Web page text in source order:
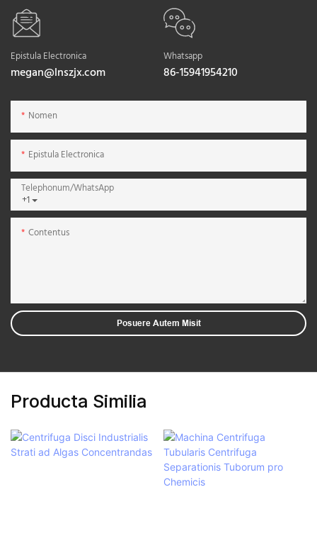
Epistula Electronica
megan@lnszjx.com
Whatsapp
86-15941954210
Nomen
Epistula Electronica
+1
Telephonum/WhatsApp
Contentus
Posuere Autem Misit
Producta Similia